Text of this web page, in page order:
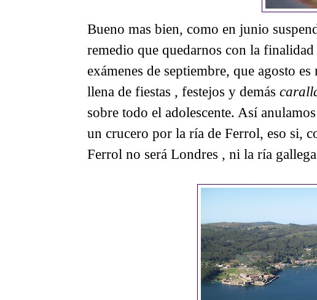
Bueno mas bien, como en junio
remedio que quedarnos con la
exámenes de septiembre, que agosto
llena de fiestas , festejos y demás
sobre todo el adolescente. Así
un crucero por la ría de Ferrol, eso si,
Ferrol no será Londres , ni la ría